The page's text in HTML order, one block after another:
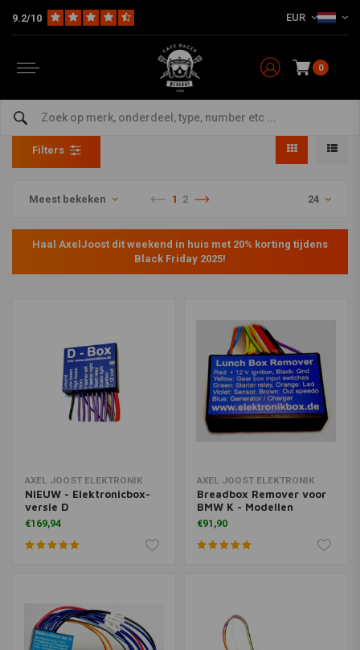
9.2/10 EUR
0
Axeljoost Sale
Home Axeljoost Sale
Filters
Meest bekeken 1 2 24
Haal AxelJoost dit weekend in huis met 20% korting tijdens
Black Friday 2025!
AXEL JOOST ELEKTRONIK
NIEUW - Elektronicbox-
versie D
€169,94
AXEL JOOST ELEKTRONIK
Breadbox Remover voor
BMW K - Modellen
€91,90